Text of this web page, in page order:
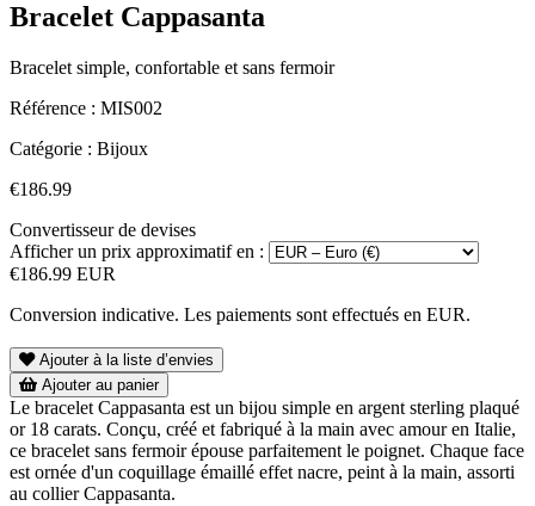
Bracelet Cappasanta
Bracelet simple, confortable et sans fermoir
Référence : MIS002
Catégorie : Bijoux
€186.99
Convertisseur de devises
Afficher un prix approximatif en :
€186.99 EUR
Conversion indicative. Les paiements sont effectués en EUR.
Ajouter à la liste d’envies
Ajouter au panier
Le bracelet Cappasanta est un bijou simple en argent sterling plaqué
or 18 carats. Conçu, créé et fabriqué à la main avec amour en Italie,
ce bracelet sans fermoir épouse parfaitement le poignet. Chaque face
est ornée d'un coquillage émaillé effet nacre, peint à la main, assorti
au collier Cappasanta.